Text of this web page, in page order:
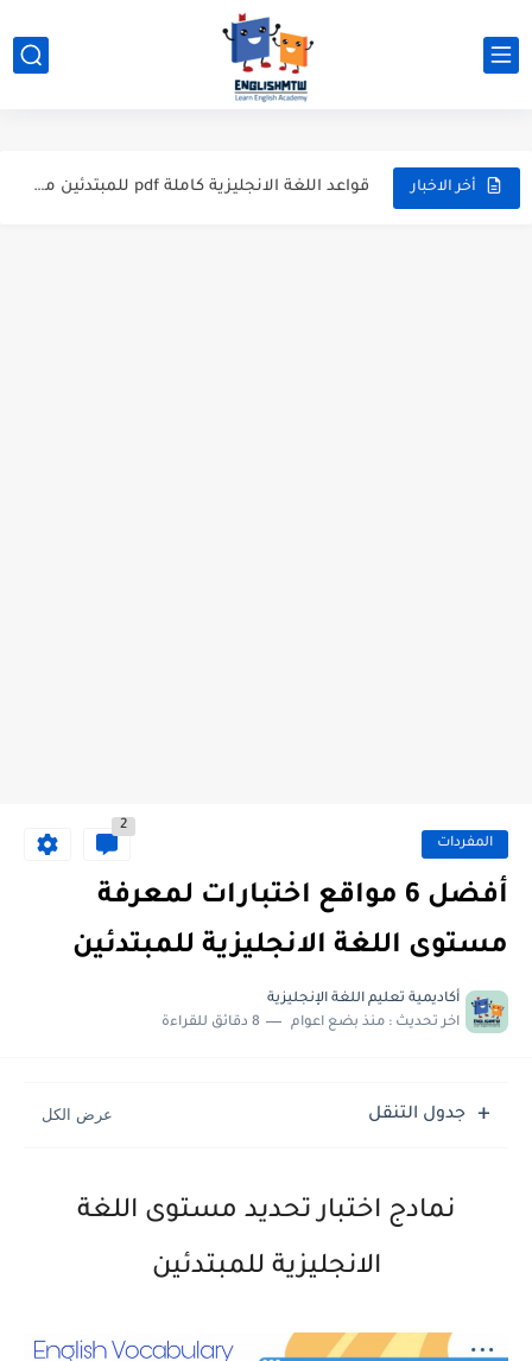
أخر الاخبار قواعد اللغة الانجليزية كاملة pdf للمبتدئين مجاناً
المفردات
2
أفضل 6 مواقع اختبارات لمعرفة
مستوى اللغة الانجليزية للمبتدئين
أكاديمية تعليم اللغة الإنجليزية
اخر تحديث : منذ بضع اعوام 8 دقائق للقراءة
جدول التنقل
نمادج اختبار تحديد مستوى اللغة
الانجليزية للمبتدئين